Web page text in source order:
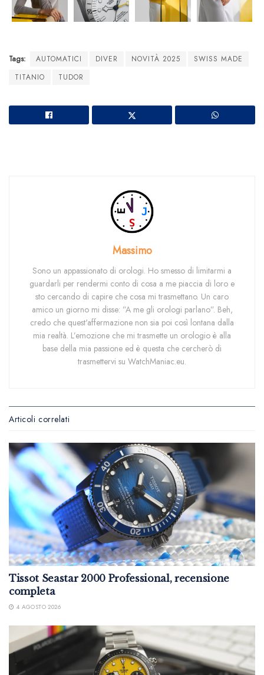
Tags: AUTOMATICI DIVER NOVITÀ 2025
SWISS MADE
TITANIO
TUDOR
Massimo
Sono un appassionato di orologi. Ho smesso di limitarmi a
guardarli per rendermi conto di cosa a me piaccia di loro e
sto cercando di capire che cosa mi trasmettano. Un caro
amico un giorno mi disse: ”A me gli orologi parlano”. Beh,
credo che quest'affermazione non sia poi così lontana dalla
mia realtà. L’emozione che mi trasmette un orologio è alla
base della mia passione ed è questa che cercherò di
trasmettervi su WatchManiac.eu.
Articoli correlati
Tissot Seastar 2000 Professional, recensione
completa
4 AGOSTO 2026